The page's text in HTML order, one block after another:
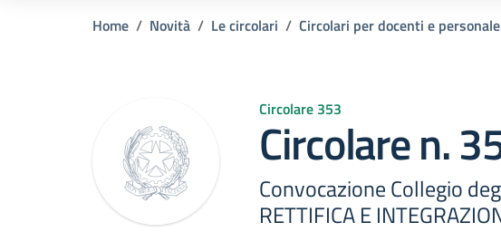
Home Novità Le circolari Circolari per docenti e personale
Circolare 353
Circolare n.
Convocazione Collegio
RETTIFICA E